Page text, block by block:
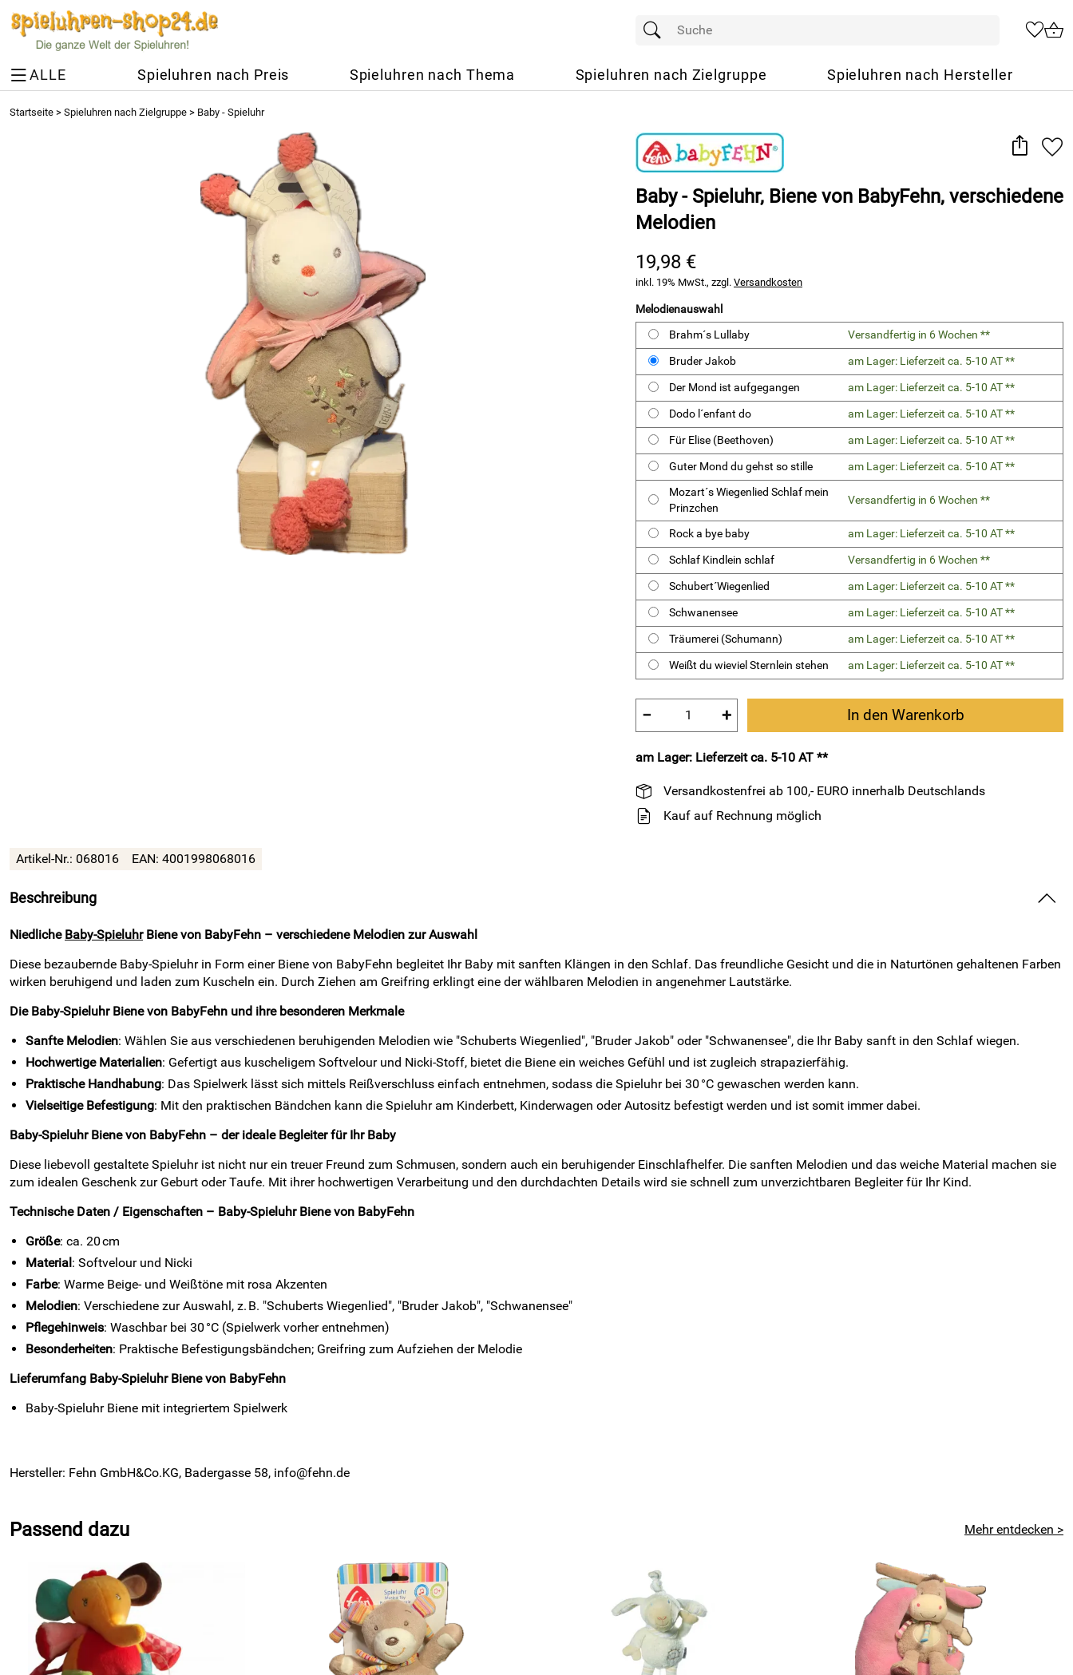
ALLE Spieluhren nach Preis Spieluhren nach Thema Spieluhren nach Zielgruppe Spieluhren nach Hersteller
Startseite > Spieluhren nach Zielgruppe > Baby - Spieluhr
Baby - Spieluhr, Biene von BabyFehn, verschiedene
Melodien
19,98 €
inkl. 19% MwSt., zzgl. Versandkosten
Melodienauswahl
Brahm´s Lullaby
Versandfertig in 6 Wochen **
Bruder Jakob
am Lager: Lieferzeit ca. 5-10 AT **
Der Mond ist aufgegangen
am Lager: Lieferzeit ca. 5-10 AT **
Dodo l´enfant do
am Lager: Lieferzeit ca. 5-10 AT **
Für Elise (Beethoven)
am Lager: Lieferzeit ca. 5-10 AT **
Guter Mond du gehst so stille
am Lager: Lieferzeit ca. 5-10 AT **
Mozart´s Wiegenlied Schlaf mein
Prinzchen
Versandfertig in 6 Wochen **
Rock a bye baby
am Lager: Lieferzeit ca. 5-10 AT **
Schlaf Kindlein schlaf
Versandfertig in 6 Wochen **
Schubert´Wiegenlied
am Lager: Lieferzeit ca. 5-10 AT **
Schwanensee
am Lager: Lieferzeit ca. 5-10 AT **
Träumerei (Schumann)
am Lager: Lieferzeit ca. 5-10 AT **
Weißt du wieviel Sternlein stehen
am Lager: Lieferzeit ca. 5-10 AT **
− + In den Warenkorb
am Lager: Lieferzeit ca. 5-10 AT **
Versandkostenfrei ab 100,- EURO innerhalb Deutschlands
Kauf auf Rechnung möglich
Artikel-Nr.: 068016 EAN: 4001998068016
Beschreibung
Niedliche Baby-SpieluhrBiene von BabyFehn – verschiedene Melodien zur Auswahl
Diese bezaubernde Baby-Spieluhr in Form einer Biene von BabyFehn begleitet Ihr Baby mit sanften Klängen in den Schlaf. Das freundliche Gesicht und die in Naturtönen gehaltenen Farben
wirken beruhigend und laden zum Kuscheln ein. Durch Ziehen am Greifring erklingt eine der wählbaren Melodien in angenehmer Lautstärke.
Die Baby-Spieluhr Biene von BabyFehn und ihre besonderen Merkmale
Sanfte Melodien: Wählen Sie aus verschiedenen beruhigenden Melodien wie "Schuberts Wiegenlied", "Bruder Jakob" oder "Schwanensee", die Ihr Baby sanft in den Schlaf wiegen.
Hochwertige Materialien: Gefertigt aus kuscheligem Softvelour und Nicki-Stoff, bietet die Biene ein weiches Gefühl und ist zugleich strapazierfähig.
Praktische Handhabung: Das Spielwerk lässt sich mittels Reißverschluss einfach entnehmen, sodass die Spieluhr bei 30 °C gewaschen werden kann.
Vielseitige Befestigung: Mit den praktischen Bändchen kann die Spieluhr am Kinderbett, Kinderwagen oder Autositz befestigt werden und ist somit immer dabei.
Baby-Spieluhr Biene von BabyFehn – der ideale Begleiter für Ihr Baby
Diese liebevoll gestaltete Spieluhr ist nicht nur ein treuer Freund zum Schmusen, sondern auch ein beruhigender Einschlafhelfer. Die sanften Melodien und das weiche Material machen sie
zum idealen Geschenk zur Geburt oder Taufe. Mit ihrer hochwertigen Verarbeitung und den durchdachten Details wird sie schnell zum unverzichtbaren Begleiter für Ihr Kind.
Technische Daten / Eigenschaften – Baby-Spieluhr Biene von BabyFehn
Größe: ca. 20 cm
Material: Softvelour und Nicki
Farbe: Warme Beige- und Weißtöne mit rosa Akzenten
Melodien: Verschiedene zur Auswahl, z. B. "Schuberts Wiegenlied", "Bruder Jakob", "Schwanensee"
Pflegehinweis: Waschbar bei 30 °C (Spielwerk vorher entnehmen)
Besonderheiten: Praktische Befestigungsbändchen; Greifring zum Aufziehen der Melodie
Lieferumfang Baby-Spieluhr Biene von BabyFehn
Baby-Spieluhr Biene mit integriertem Spielwerk
Hersteller: Fehn GmbH&Co.KG, Badergasse 58, info@fehn.de
Passend dazu Mehr entdecken >